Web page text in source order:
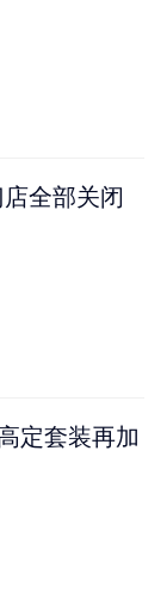
全部关闭
定套装再加